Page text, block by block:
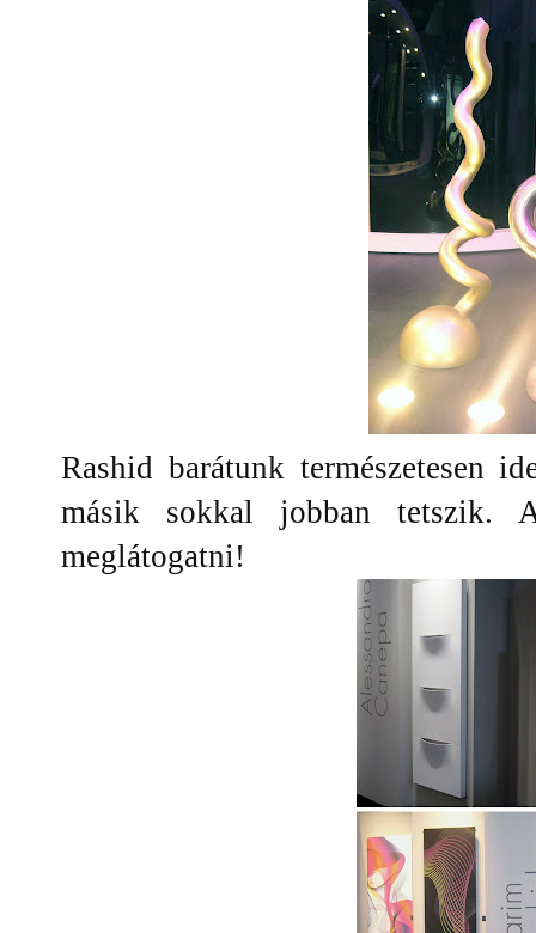
Rashid barátunk természetesen
másik sokkal jobban
meglátogatni!